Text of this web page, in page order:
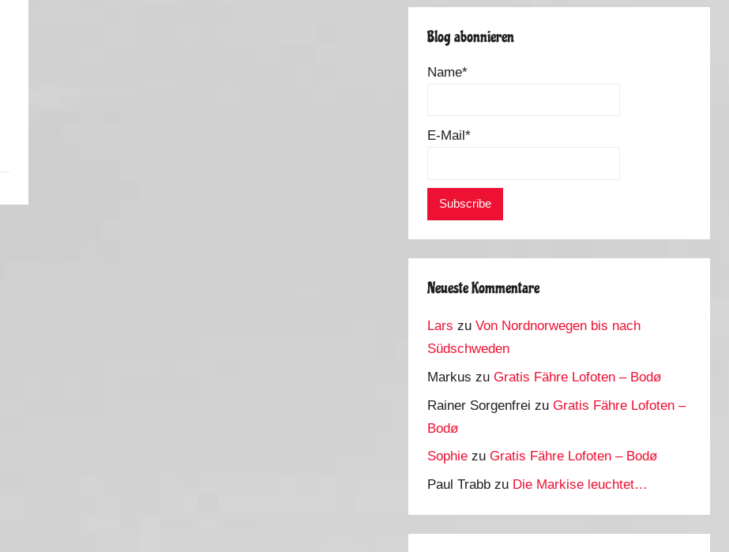
Blog abonnieren
Name*
E-Mail*
Neueste Kommentare
Lars zuVon Nordnorwegen bis nach
Südschweden
Markus zuGratis Fähre Lofoten – Bodø
Rainer Sorgenfrei zuGratis Fähre Lofoten –
Bodø
Sophie zuGratis Fähre Lofoten – Bodø
Paul Trabb zu Die Markise leuchtet…